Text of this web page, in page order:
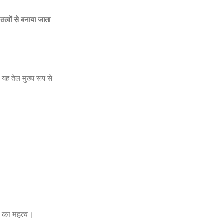
से बनाया जाता
यह तेल मुख्य रूप से
महत्व।